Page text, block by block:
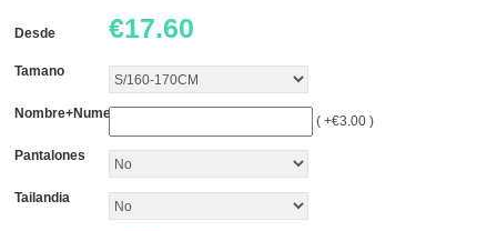
Desde €17.60
Tamano
Nombre+Numero ( +€3.00 )
Pantalones
Tailandia